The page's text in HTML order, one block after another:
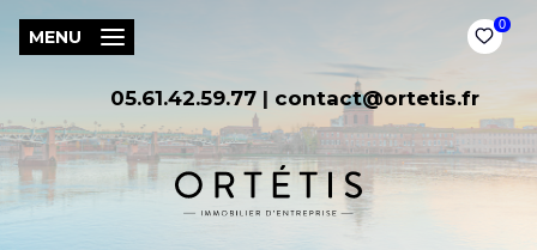
05.61.42.59.77 | contact@ortetis.fr
0
MENU